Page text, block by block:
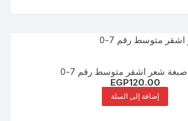
صبغة شعر اشقر متوسط رقم 7-0
EGP120.00
إضافة إلى السلة